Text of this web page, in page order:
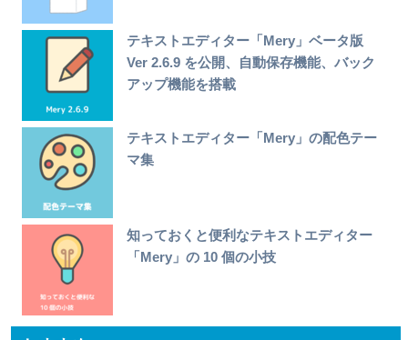
テキストエディター「Mery」ベータ版
Ver 2.6.9 を公開、自動保存機能、バック
アップ機能を搭載
テキストエディター「Mery」の配色テー
マ集
知っておくと便利なテキストエディター
「Mery」の 10 個の小技